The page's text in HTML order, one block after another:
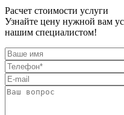
Расчет стоимости услуги
Узнайте цену нужной вам
нашим специалистом!